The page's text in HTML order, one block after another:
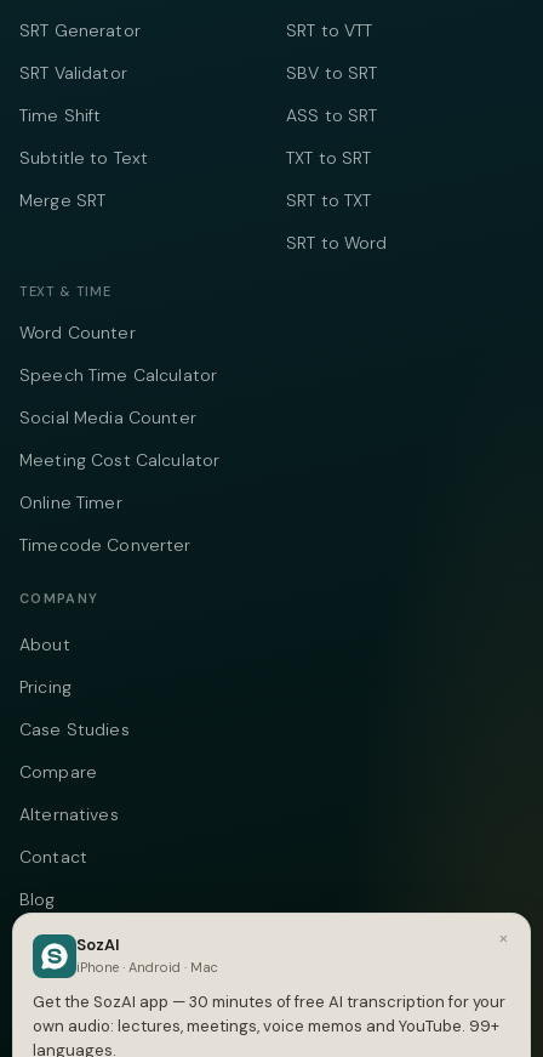
SRT Generator
SRT Validator
Time Shift
Subtitle to Text
Merge SRT
SRT to VTT
SBV to SRT
ASS to SRT
TXT to SRT
SRT to TXT
SRT to Word
TEXT & TIME
Word Counter
Speech Time Calculator
Social Media Counter
Meeting Cost Calculator
Online Timer
Timecode Converter
COMPANY
About
Pricing
Case Studies
Compare
Alternatives
Contact
Blog
Privacy
Terms
×
SozAI
iPhone · Android · Mac
Get the SozAI app — 30 minutes of free AI transcription for your
own audio: lectures, meetings, voice memos and YouTube. 99+
languages.